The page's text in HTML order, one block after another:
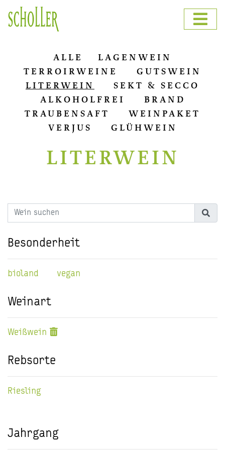
ALLE
LAGENWEIN
TERROIRWEINE
GUTSWEIN
LITERWEIN
SEKT & SECCO
ALKOHOLFREI
BRAND
TRAUBENSAFT
WEINPAKET
VERJUS
GLÜHWEIN
LITERWEIN
Besonderheit
bioland vegan
Weinart
Weißwein
Rebsorte
Riesling
Jahrgang